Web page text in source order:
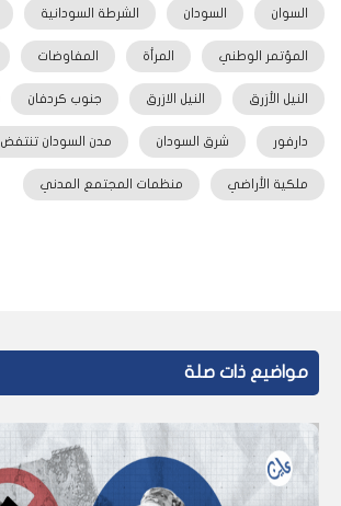
السوان السودان الشرطة السودانية
المؤتمر الوطني المرأة المفاوضات
النيل الأزرق النيل الازرق جنوب كردفان
دارفور شرق السودان مدن السودان تنتفض
ملكية الأراضي منظمات المجتمع المدني
مواضيع ذات صلة